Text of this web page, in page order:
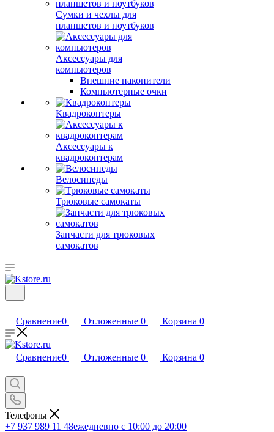
Сумки и чехлы для
планшетов и ноутбуков
Аксессуары для
компьютеров
Внешние накопители
Компьютерные очки
Квадрокоптеры
Аксессуары к
квадрокоптерам
Велосипеды
Трюковые самокаты
Запчасти для трюковых
самокатов
Сравнение0 Отложенные 0 Корзина 0
Сравнение0 Отложенные 0 Корзина 0
Телефоны
+7 937 989 11 48ежедневно с 10:00 до 20:00